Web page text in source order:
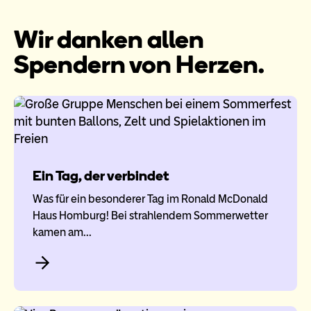
Wir danken allen
Spendern von Herzen.
Ein Tag, der verbindet
Was für ein besonderer Tag im Ronald McDonald
Haus Homburg! Bei strahlendem Sommerwetter
kamen am…